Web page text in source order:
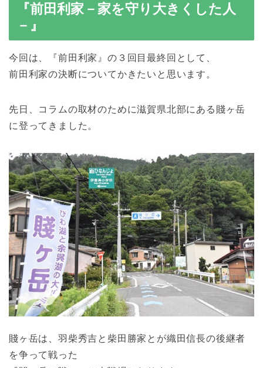
『前田利家－家を守り大きくした人
－』
今回は、『前田利家』の３回目最終回として、
前田利家の決断についてかきたいと思います。
先日、コラムの取材のために滋賀県北部にある賤ヶ岳
に登ってきました。
賤ヶ岳は、羽柴秀吉と柴田勝家とが織田信長の後継者
を争って戦った